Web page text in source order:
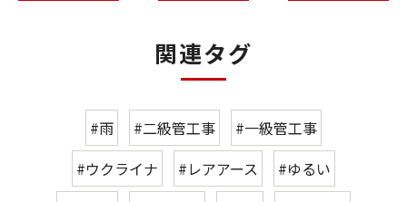
関連タグ
#雨 #二級管工事
#一級管工事
#ウクライナ
#レアアース
#ゆるい